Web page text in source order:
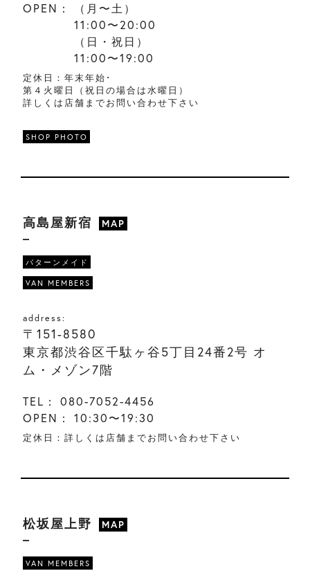
OPEN：
（月〜土）
11:00〜20:00
（日・祝日）
11:00〜19:00
定休日：年末年始･
第４火曜日（祝日の場合は水曜日）
詳しくは店舗までお問い合わせ下さい
SHOP PHOTO
高島屋新宿 MAP
パターンメイド
VAN MEMBERS
address:
〒151-8580
東京都渋谷区千駄ヶ谷5丁目24番2号 オ
ム・メゾン7階
TEL：
080-7052-4456
OPEN：
10:30〜19:30
定休日：詳しくは店舗までお問い合わせ下さい
松坂屋上野 MAP
VAN MEMBERS